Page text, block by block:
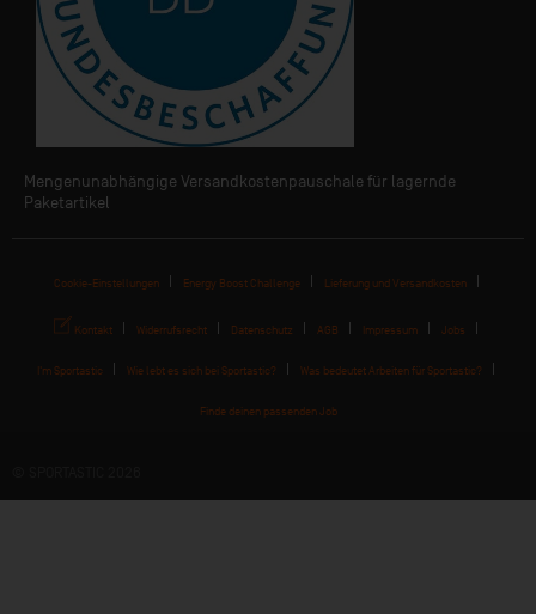
Mengenunabhängige Versandkostenpauschale für lagernde
Paketartikel
Cookie-Einstellungen Energy Boost Challenge Lieferung und Versandkosten
Kontakt Widerrufsrecht Datenschutz AGB Impressum Jobs
I'm Sportastic Wie lebt es sich bei Sportastic? Was bedeutet Arbeiten für Sportastic?
Finde deinen passenden Job